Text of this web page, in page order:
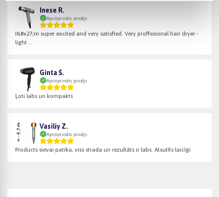
Inese R.
Apstiprināts pircējs
I&#x27;m super excited and very satisfied. Very proffesional hair dryer -
light ...
Ginta Š.
Apstiprināts pircējs
Ļoti labs un kompakts
Vasiliy Z.
Apstiprināts pircējs
Products sievai patika, viss strada un rezultāts ir labs. Atsutīts laicīgi